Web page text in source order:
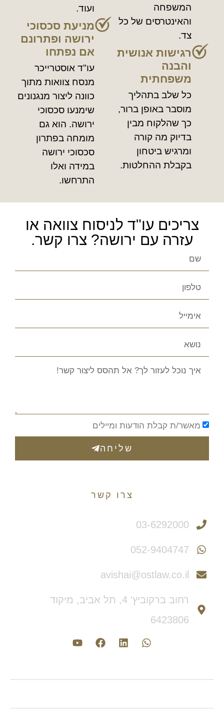
המשפחה
והאינטרסים של כל
צד.
רגישות אנושית
והבנה
משפחתית
כל שלב בתהליך
מוסבר באופן ברור,
כך שהלקוח מבין
בדיוק מה קורה
ומרגיש ביטחון
בקבלת ההחלטות.
ועוד.
מניעת סכסוכי
ירושה ופתרונם
אם נפתחו
עו"ד אוסטרייכר
מנסח צוואות מתוך
כוונה ליצור מנגנונים
שימנעו סכסוכי
ירושה. הוא גם
מומחה בפתרון
סכסוכי ירושה
במידה ואלו
התרחשו.
צריכים עו"ד לניסוח צוואה או
עזרה עם ירושה? צרו קשר.
מאשר/ת קבלת הודעות ומיילים
שליחה
צרו קשר
03-6292000
052-9404747
avishai@ostlaw.co.il
רחוב ברקוביץ' 4, תל אביב, מיקוד
6423806